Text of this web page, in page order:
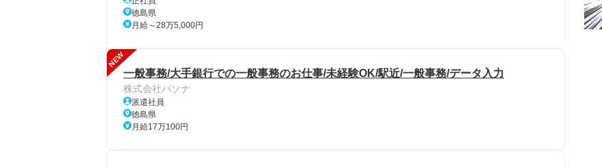
徳島県
月給～28万5,000円
NEW
一般事務/大手銀行での一般事務のお仕事/未経験OK/駅近/一般事務/データ入力
株式会社パソナ
派遣社員
徳島県
月給17万100円